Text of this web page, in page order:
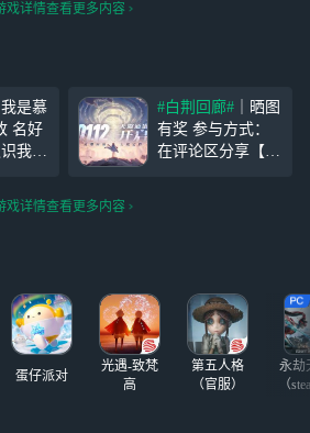
戏详情查看更多内容
是慕
名好
我
参与
点赞
论
友友提
#白荆回廊# ｜晒图
有奖 参与方式：
在评论区分享【手
【活动时间】202
4/1/11-2024/
戏详情查看更多内容
蛋仔派对
光遇-致梵
高
第五人格
（官服）
永劫
（